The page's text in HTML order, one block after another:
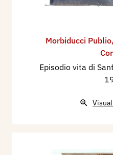
Morbiducci Publio,
Episodio vita di